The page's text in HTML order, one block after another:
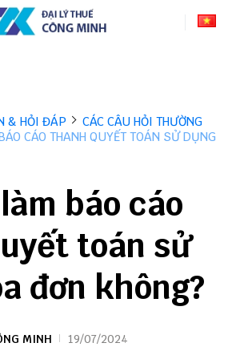
& HỎI ĐÁP
CÁC CÂU HỎI THƯỜNG
CÁO THANH QUYẾT TOÁN SỬ DỤNG
báo cáo
toán sử
đơn không?
MINH 19/07/2024